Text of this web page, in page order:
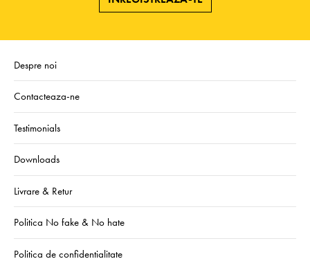
Despre noi
Contacteaza-ne
Testimonials
Downloads
Livrare & Retur
Politica No fake & No hate
Politica de confidentialitate